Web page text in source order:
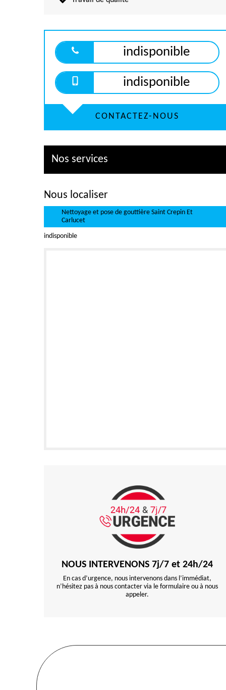
indisponible
indisponible
CONTACTEZ-NOUS
Nos services
Nous localiser
Nettoyage et pose de gouttière Saint Crepin Et
Carlucet
indisponible
NOUS INTERVENONS 7j/7 et 24h/24
En cas d’urgence, nous intervenons dans l’immédiat,
n’hésitez pas à nous contacter via le formulaire ou à nous
appeler.